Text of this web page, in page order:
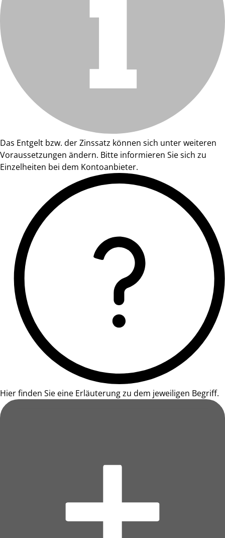
Das Entgelt bzw. der Zinssatz können sich unter weiteren
Voraussetzungen ändern. Bitte informieren Sie sich zu
Einzelheiten bei dem Kontoanbieter.
Hier finden Sie eine Erläuterung zu dem jeweiligen Begriff.